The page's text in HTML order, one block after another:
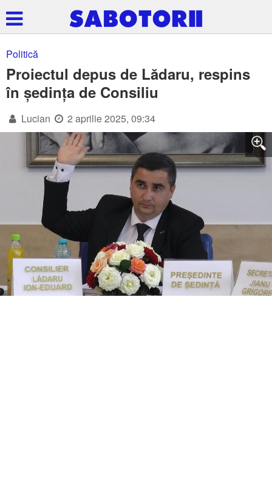
Politică
Proiectul depus de Lădaru, respins
în ședința de Consiliu
Lucian 2 aprilie 2025, 09:34